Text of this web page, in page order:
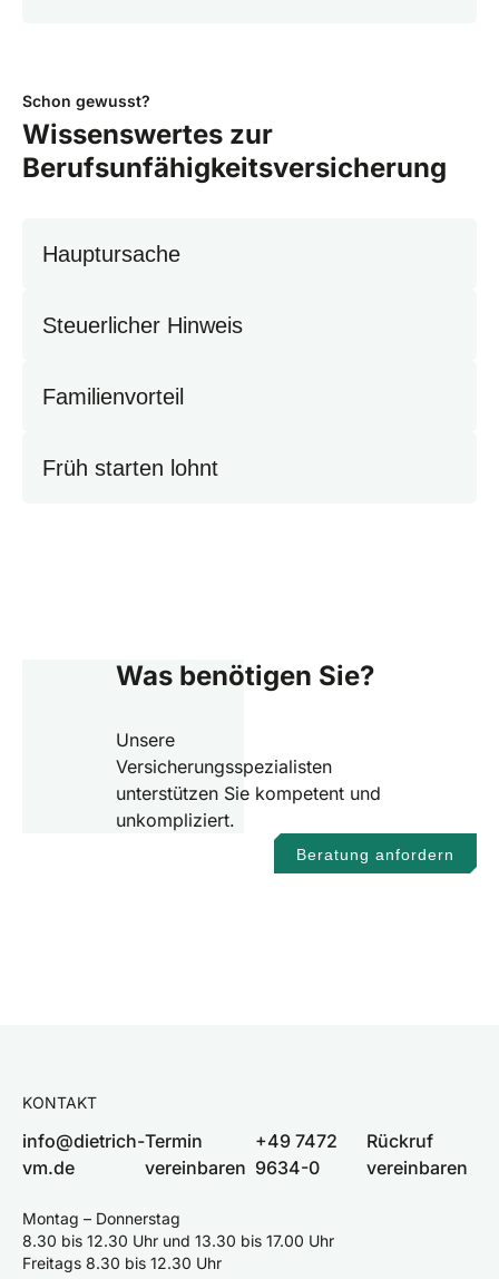
Schon gewusst?
Wissenswertes zur
Berufsunfähigkeitsversicherung
Hauptursache
Steuerlicher Hinweis
Familienvorteil
Früh starten lohnt
Was benötigen Sie?
Unsere
Versicherungsspezialisten
unterstützen Sie kompetent und
unkompliziert.
Beratung anfordern
KONTAKT
info@dietrich-
vm.de
Termin
vereinbaren
+49 7472
9634-0
Rückruf
vereinbaren
Montag – Donnerstag
8.30 bis 12.30 Uhr und 13.30 bis 17.00 Uhr
Freitags 8.30 bis 12.30 Uhr